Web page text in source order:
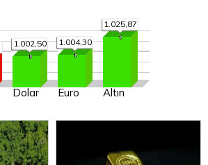
1.002,50
Dolar
1.004,30
Euro
1.025,87
Altın